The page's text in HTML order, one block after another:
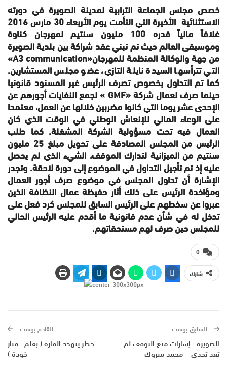
خصص مجلس الجماعة الترابية لمدينة الصويرة في دورته
الاستثنائية الأخيرة التي التأمت يوم الأربعاء 30 مارس 2016
غلافاً مالياً قدره 100 مليون سنتيم لمهرجان كناوة
وموسيقى العالم حيث تم تبني عقد شراكة بين بلدية الصويرة
من جهة والوكالة المنظمة للمهرجان«A3 communication»
التي تترأسها السيدة نايلة التازي، عضو مجلس المستشارين.
كما تم التداول بخصوص تصرف الرئيس غير المسنود قانونيا
حينما صرف لعمال شركة«GMF » لجمع النفايات أجورهم عن
الإحدى عشر يوما التي كانوا مضربين خلالها عن العمل، معتمدا
على الوعاء المالي للإنعاش الوطني في الوقت الذي كان
العمال فيه تحت مسؤولية الشركة المشغلة. كما طلب
الرئيس من المجلس المصادقة على تحويل مبلغ 25 مليون
سنتيم من الميزانية لتدارك الموقف، الشيء الذي لم يحصل
عليه إذ تم تأجيل التداول في الموضوع إلى دورة لاحقة. وتجدر
الإشارة أن تداول المجلس في موضوع صرف أجور العمال
ومؤاخدة الرئيس على ذلك أثار حفيظة عمال النظافة الذين
عبروا عن سخطهم على الرئيس السابق للمجلس كرد فعل على
تدخل له في شأن عدم قانونية ما أقدم عليه الرئيس الحالي
للمجلس حين صرف لهم مستحقاتهم.
0
شارك
السابق بوست
الصويرة : إشارات منع التوقف لم
تعد تجدي – محمد مبروك –
القادم بوست
خطر يتهدد المارة ( بقلم : منار
خودة )